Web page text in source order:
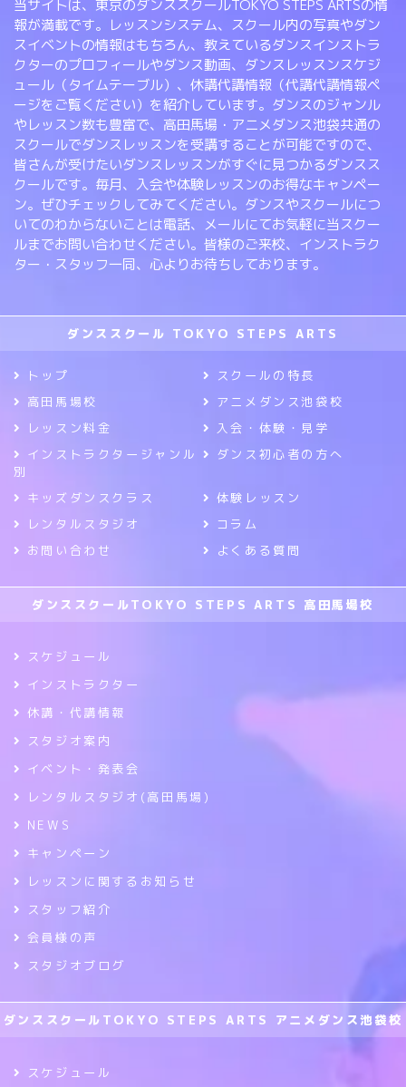
当サイトは、東京のダンススクールTOKYO STEPS ARTSの情
報が満載です。レッスンシステム、スクール内の写真やダン
スイベントの情報はもちろん、教えているダンスインストラ
クターのプロフィールやダンス動画、ダンスレッスンスケジ
ュール（タイムテーブル）、休講代講情報（代講代講情報ペ
ージをご覧ください）を紹介しています。ダンスのジャンル
やレッスン数も豊富で、高田馬場・アニメダンス池袋共通の
スクールでダンスレッスンを受講することが可能ですので、
皆さんが受けたいダンスレッスンがすぐに見つかるダンスス
クールです。毎月、入会や体験レッスンのお得なキャンペー
ン。ぜひチェックしてみてください。ダンスやスクールにつ
いてのわからないことは電話、メールにてお気軽に当スクー
ルまでお問い合わせください。皆様のご来校、インストラク
ター・スタッフ一同、心よりお待ちしております。
ダンススクール TOKYO STEPS ARTS
トップ
スクールの特長
高田馬場校
アニメダンス池袋校
レッスン料金
入会・体験・見学
インストラクタージャンル
別
ダンス初心者の方へ
キッズダンスクラス
体験レッスン
レンタルスタジオ
コラム
お問い合わせ
よくある質問
ダンススクールTOKYO STEPS ARTS 高田馬場校
スケジュール
インストラクター
休講・代講情報
スタジオ案内
イベント・発表会
レンタルスタジオ(高田馬場)
NEWS
キャンペーン
レッスンに関するお知らせ
スタッフ紹介
会員様の声
スタジオブログ
ダンススクールTOKYO STEPS ARTS アニメダンス池袋校
スケジュール